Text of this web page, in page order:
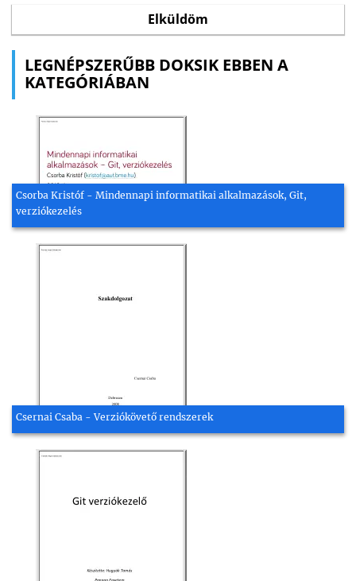
LEGNÉPSZERŰBB DOKSIK EBBEN A
KATEGÓRIÁBAN
Csorba Kristóf - Mindennapi informatikai alkalmazások, Git,
verziókezelés
Csernai Csaba - Verziókövető rendszerek